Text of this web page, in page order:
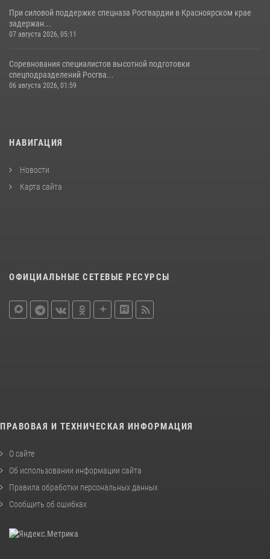
При силовой поддержке спецназа Росгвардии в Красноярском крае
задержан...
07 августа 2026, 05:11
Соревнования специалистов высотной подготовки
спецподразделений Росгва...
06 августа 2026, 01:59
НАВИГАЦИЯ
Новости
Карта сайта
ОФИЦИАЛЬНЫЕ СЕТЕВЫЕ РЕСУРСЫ
ПРАВОВАЯ И ТЕХНИЧЕСКАЯ ИНФОРМАЦИЯ
О сайте
Об использовании информации сайта
Правила обработки персональных данных
Сообщить об ошибках